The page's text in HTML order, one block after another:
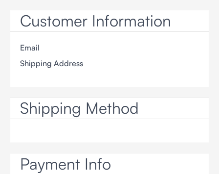
Customer Information
Email
Shipping Address
Shipping Method
Payment Info